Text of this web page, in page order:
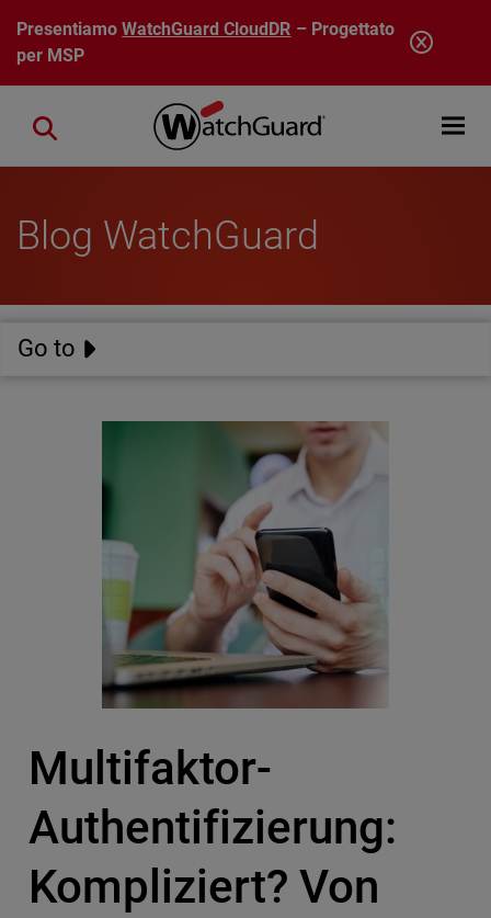
Salta al contenuto principale
PresentiamoWatchGuard CloudDR – Progettato
per MSP
Open
Close search
Blog WatchGuard
Go to
Multifaktor-
Authentifizierung:
Kompliziert? Von